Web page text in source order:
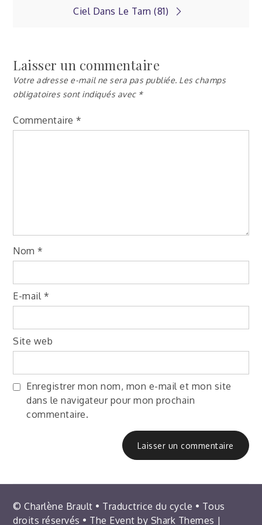
Ciel Dans Le Tarn (81)
Laisser un commentaire
Votre adresse e-mail ne sera pas publiée. Les champs
obligatoires sont indiqués avec *
Commentaire *
Nom *
E-mail *
Site web
Enregistrer mon nom, mon e-mail et mon site
dans le navigateur pour mon prochain
commentaire.
© Charlène Brault • Traductrice du cycle • Tous
droits réservés • The Event by Shark Themes |